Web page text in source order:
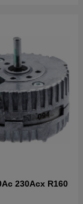
230Acx R160